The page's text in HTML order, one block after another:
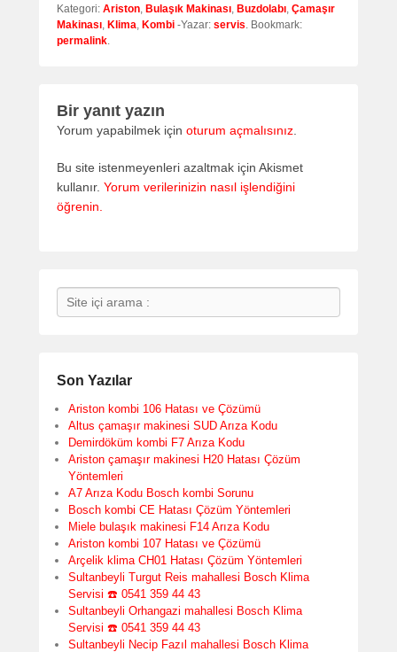
Kategori: Ariston Bulaşık Makinası Buzdolabı Çamaşır
Makinası Klima Kombi -Yazar: servis . Bookmark:
permalink
Bir yanıt yazın
Yorum yapabilmek için oturum açmalısınız
Bu site istenmeyenleri azaltmak için Akismet
kullanır. Yorum verilerinizin nasıl işlendiğini
öğrenin.
Search
Son Yazılar
Ariston kombi 106 Hatası ve Çözümü
Altus çamaşır makinesi SUD Arıza Kodu
Demirdöküm kombi F7 Arıza Kodu
Ariston çamaşır makinesi H20 Hatası Çözüm
Yöntemleri
A7 Arıza Kodu Bosch kombi Sorunu
Bosch kombi CE Hatası Çözüm Yöntemleri
Miele bulaşık makinesi F14 Arıza Kodu
Ariston kombi 107 Hatası ve Çözümü
Arçelik klima CH01 Hatası Çözüm Yöntemleri
Sultanbeyli Turgut Reis mahallesi Bosch Klima
Servisi ☎️ 0541 359 44 43
Sultanbeyli Orhangazi mahallesi Bosch Klima
Servisi ☎️ 0541 359 44 43
Sultanbeyli Necip Fazıl mahallesi Bosch Klima